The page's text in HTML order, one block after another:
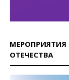
ОТЕЧЕСТВА